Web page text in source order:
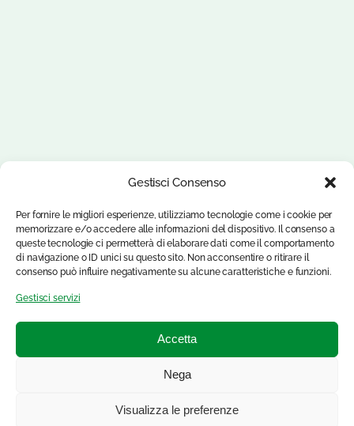
Gestisci Consenso
Per fornire le migliori esperienze, utilizziamo tecnologie come i cookie per
memorizzare e/o accedere alle informazioni del dispositivo. Il consenso a
queste tecnologie ci permetterà di elaborare dati come il comportamento
di navigazione o ID unici su questo sito. Non acconsentire o ritirare il
consenso può influire negativamente su alcune caratteristiche e funzioni.
Gestisci servizi
Accetta
Nega
Visualizza le preferenze